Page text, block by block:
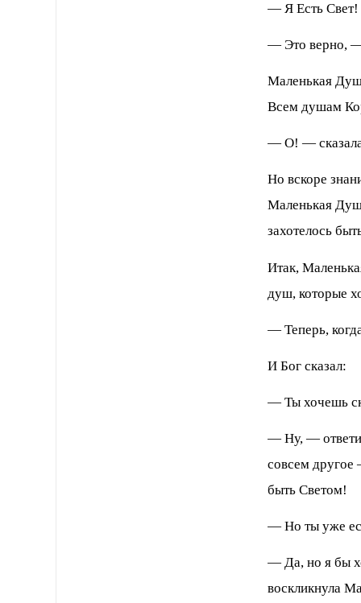
— Я Есть Свет!
— Это верно, —
Маленькая
Всем душам
— О! — сказала
Но вскоре
Маленькая
захотелось
Итак,
душ, которые
— Теперь,
И Бог сказал:
— Ты хочешь
— Ну, —
совсем другое
быть Светом!
— Но ты уже
— Да, но я бы
воскликнула